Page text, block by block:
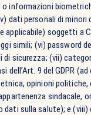
informazioni
dati personali di minori
applicabile) soggetti a
simili; (vi) password
di sicurezza; (vii)
dell’Art. 9 del GDPR (ad
opinioni politiche,
sindacale,
dati sulla salute); e (viii)